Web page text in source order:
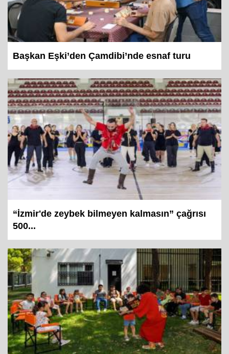
Başkan Eşki’den Çamdibi’nde esnaf turu
“İzmir'de zeybek bilmeyen kalmasın” çağrısı
500...